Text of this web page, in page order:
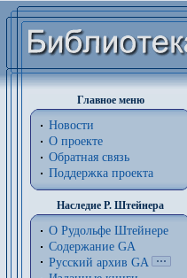
Главное меню
Новости
О проекте
Обратная связь
Поддержка проекта
Наследие Р. Штейнера
О Рудольфе Штейнере
Содержание GA
Русский архив GA